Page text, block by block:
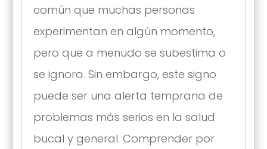
común que muchas personas
experimentan en algún momento,
pero que a menudo se subestima o
se ignora. Sin embargo, este signo
puede ser una alerta temprana de
problemas más serios en la salud
bucal y general. Comprender por